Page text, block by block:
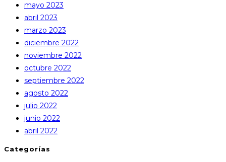
mayo 2023
abril 2023
marzo 2023
diciembre 2022
noviembre 2022
octubre 2022
septiembre 2022
agosto 2022
julio 2022
junio 2022
abril 2022
Categorías